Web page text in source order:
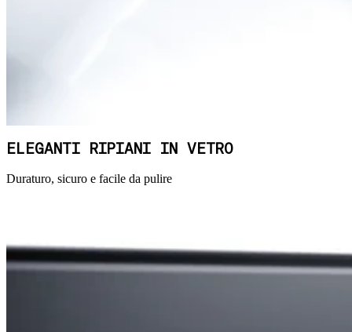
ELEGANTI RIPIANI IN VETRO
Duraturo, sicuro e facile da pulire